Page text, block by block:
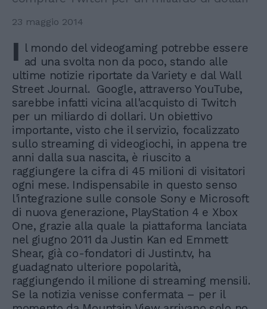
23 maggio 2014
I l mondo del videogaming potrebbe essere
ad una svolta non da poco, stando alle
ultime notizie riportate da Variety e dal Wall
Street Journal. Google, attraverso YouTube,
sarebbe infatti vicina all'acquisto di Twitch
per un miliardo di dollari. Un obiettivo
importante, visto che il servizio, focalizzato
sullo streaming di videogiochi, in appena tre
anni dalla sua nascita, è riuscito a
raggiungere la cifra di 45 milioni di visitatori
ogni mese. Indispensabile in questo senso
l'integrazione sulle console Sony e Microsoft
di nuova generazione, PlayStation 4 e Xbox
One, grazie alla quale la piattaforma lanciata
nel giugno 2011 da Justin Kan ed Emmett
Shear, già co-fondatori di Justin.tv, ha
guadagnato ulteriore popolarità,
raggiungendo il milione di streaming mensili.
Se la notizia venisse confermata – per il